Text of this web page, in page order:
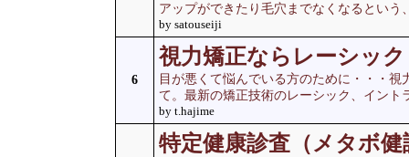
アップができたり毛穴までなくなるという
by satouseiji
6
視力矯正ならレーシック
目が悪くて悩んでいる方のために・・・視
て。最新の矯正技術のレーシック、イント
by t.hajime
特定健康診査（メタボ